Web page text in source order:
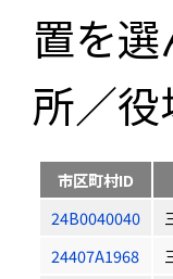
置を
所／
市区町村ID
24B0040040
24407A1968